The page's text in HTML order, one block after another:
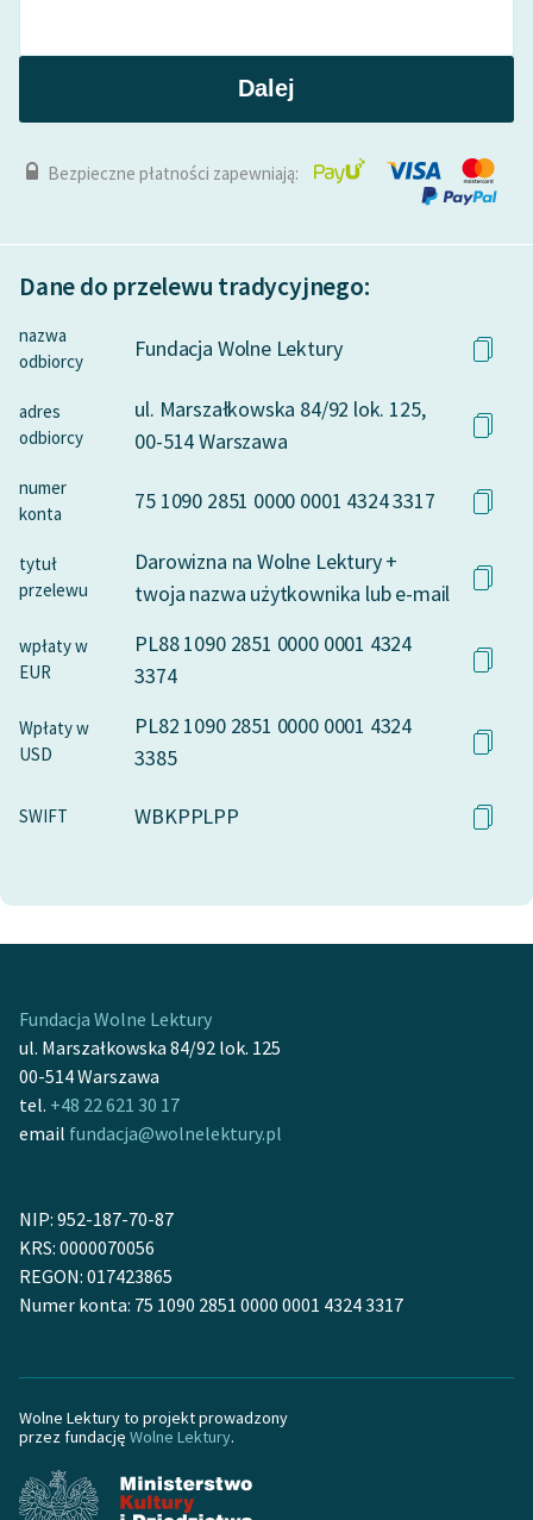
Dalej
Bezpieczne płatności zapewniają:
Dane do przelewu tradycyjnego:
nazwa
odbiorcy
Fundacja Wolne Lektury
adres
odbiorcy
ul. Marszałkowska 84/92 lok. 125,
00-514 Warszawa
numer
konta
75 1090 2851 0000 0001 4324 3317
tytuł
przelewu
Darowizna na Wolne Lektury +
twoja nazwa użytkownika lub e-mail
wpłaty w
EUR
PL88 1090 2851 0000 0001 4324
3374
Wpłaty w
USD
PL82 1090 2851 0000 0001 4324
3385
SWIFT WBKPPLPP
Fundacja Wolne Lektury
ul. Marszałkowska 84/92 lok. 125
00-514 Warszawa
tel. +48 22 621 30 17
email fundacja@wolnelektury.pl
NIP: 952-187-70-87
KRS: 0000070056
REGON: 017423865
Numer konta: 75 1090 2851 0000 0001 4324 3317
Wolne Lektury to projekt prowadzony
przez fundację Wolne Lektury.